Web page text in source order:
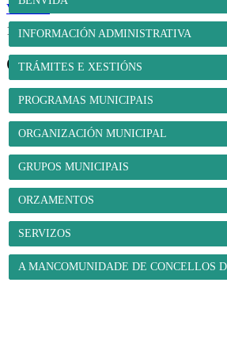
Ver máis
1
234567...16 17 >>
O Concello
INFORMACIÓN ADMINISTRATIVA
TRÁMITES E XESTIÓNS
PROGRAMAS MUNICIPAIS
ORGANIZACIÓN MUNICIPAL
GRUPOS MUNICIPAIS
ORZAMENTOS
SERVIZOS
A MANCOMUNIDADE DE CONCELLOS